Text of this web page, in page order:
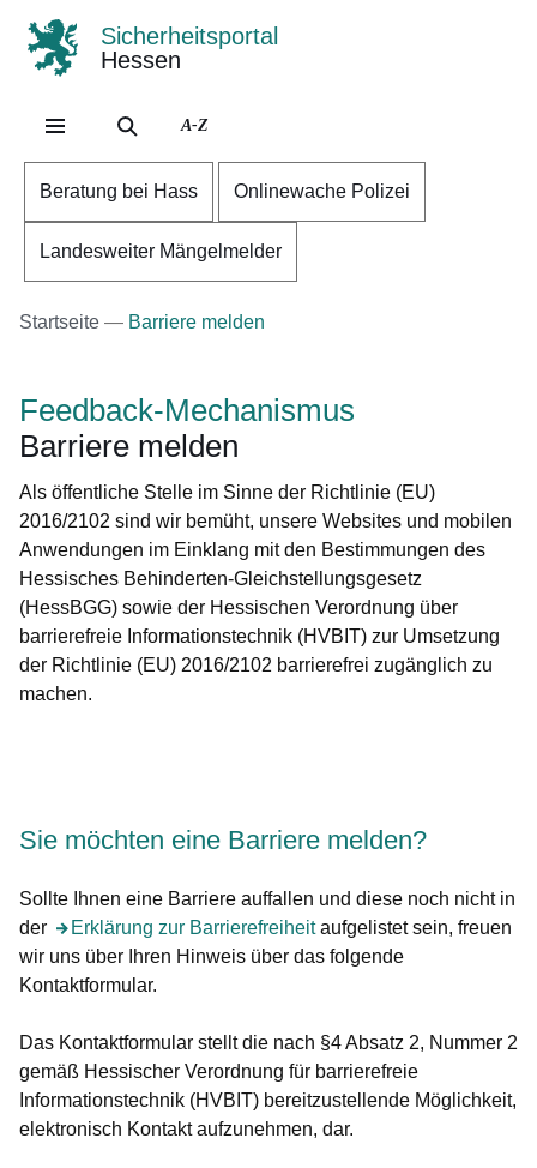
Sicherheitsportal
Hessen
A-Z
Beratung bei Hass Onlinewache Polizei
Landesweiter Mängelmelder
Startseite Barriere melden
Feedback-Mechanismus
Barriere melden
Als öffentliche Stelle im Sinne der Richtlinie (EU)
2016/2102 sind wir bemüht, unsere Websites und mobilen
Anwendungen im Einklang mit den Bestimmungen des
Hessisches Behinderten-Gleichstellungsgesetz
(HessBGG) sowie der Hessischen Verordnung über
barrierefreie Informationstechnik (HVBIT) zur Umsetzung
der Richtlinie (EU) 2016/2102 barrierefrei zugänglich zu
machen.
Sie möchten eine Barriere melden?
Sollte Ihnen eine Barriere auffallen und diese noch nicht in
der
Erklärung zur Barrierefreiheit
Öffnet sich in einem neuen Fensteraufgelistet sein, freuen
wir uns über Ihren Hinweis über das folgende
Kontaktformular.
Das Kontaktformular stellt die nach §4 Absatz 2, Nummer 2
gemäß Hessischer Verordnung für barrierefreie
Informationstechnik (HVBIT) bereitzustellende Möglichkeit,
elektronisch Kontakt aufzunehmen, dar.